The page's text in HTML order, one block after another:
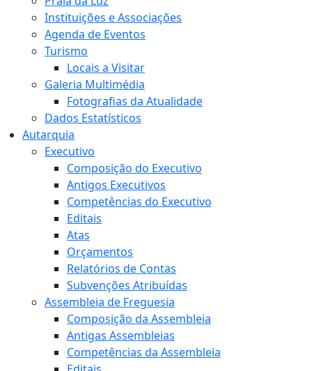
Instituições e Associações
Agenda de Eventos
Turismo
Locais a Visitar
Galeria Multimédia
Fotografias da Atualidade
Dados Estatísticos
Autarquia
Executivo
Composição do Executivo
Antigos Executivos
Competências do Executivo
Editais
Atas
Orçamentos
Relatórios de Contas
Subvenções Atribuídas
Assembleia de Freguesia
Composição da Assembleia
Antigas Assembleias
Competências da Assembleia